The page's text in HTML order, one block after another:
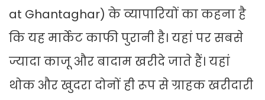
at Ghantaghar) के व्यापारियों का कहना है
कि यह मार्केट काफी पुरानी है। यहां पर सबसे
ज्यादा काजू और बादाम खरीदे जाते हैं। यहां
थोक और खुदरा दोनों ही रूप से ग्राहक खरीदारी